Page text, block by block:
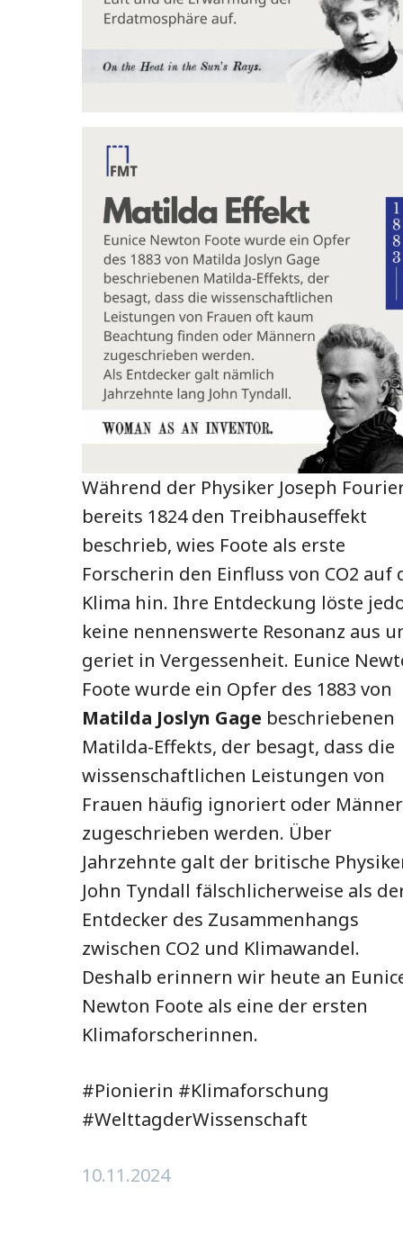
Während der Physiker Joseph
bereits 1824 den Treibhauseffekt
beschrieb, wies Foote als erste
Forscherin den Einfluss von CO2 auf
Klima hin. Ihre Entdeckung löste
keine nennenswerte Resonanz aus
geriet in Vergessenheit. Eunice
Foote wurde ein Opfer des 1883 von
Matilda Joslyn Gage beschriebenen
Matilda-Effekts, der besagt, dass die
wissenschaftlichen Leistungen von
Frauen häufig ignoriert oder
zugeschrieben werden. Über
Jahrzehnte galt der britische
John Tyndall fälschlicherweise als
Entdecker des Zusammenhangs
zwischen CO2 und Klimawandel.
Deshalb erinnern wir heute an
Newton Foote als eine der ersten
Klimaforscherinnen.
#Pionierin #Klimaforschung
#WelttagderWissenschaft
10.11.2024